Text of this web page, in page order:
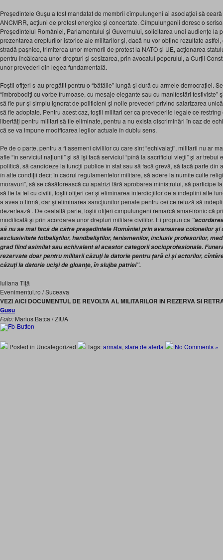
Preşedintele Guşu a fost mandatat de membrii cîmpulungeni ai asociaţiei să
ANCMRR, acţiuni de protest energice şi concertate. Cîmpulungenii doresc o
Preşedintelui României, Parlamentului şi Guvernului, solicitarea unei audienţe la
prezentarea drepturilor istorice ale militarilor şi, dacă nu vor obţine rezultate
stradă paşnice, trimiterea unor memorii de protest la NATO şi UE, acţionarea
pentru încălcarea unor drepturi şi sesizarea, prin avocatul poporului, a Curţii
unor prevederi din legea fundamentală.
Foştii ofiţeri s-au pregătit pentru o “bătălie” lungă şi dură cu armele democraţiei.
“îmbrobodiţi cu vorbe frumoase, cu mesaje elegante sau cu manifestări festiviste”
să fie pur şi simplu ignorat de politicieni şi noile prevederi privind salarizarea
să fie adoptate. Pentru acest caz, foştii militari cer ca prevederile legale ce
libertăţi pentru militari să fie eliminate, pentru a nu exista discriminări în caz de
că se va impune modificarea legilor actuale în dublu sens.
Pe de o parte, pentru a fi asemeni civililor cu care sînt “echivalaţi”, militarii nu ar
afle “în serviciul naţiunii” şi să îşi facă serviciul “pînă la sacrificiul vieţii” şi ar
politică, să candideze la funcţii publice în stat sau să facă grevă, să facă parte din
în alte condiţii decît în cadrul regulamentelor militare, să adere la numite culte
moravuri”, să se căsătorească cu apatrizi fără aprobarea ministrului, să participe
să fie la fel cu civilii, foştii ofiţeri cer şi eliminarea interdicţiilor de a îndeplini alte
a avea o firmă, dar şi eliminarea sancţiunilor penale pentru cei ce refuză să
dezertează . De cealaltă parte, foştii ofiţeri cîmpulungeni remarcă amar-ironic că
modificată şi prin acordarea unor drepturi militare civililor. Ei propun ca
să nu se mai facă de către preşedintele României prin avansarea coloneilor
exclusivitate fotbaliştilor, handbaliştilor, tenismenilor, inclusiv profesorilor,
grad fiind asimilat sau echivalent al acestor categorii socioprofesionale.
rezervate doar pentru militarii căzuţi la datorie pentru ţară ci şi actorilor,
căzuţi la datorie ucişi de gloanţe, în slujba patriei”.
Iuliana Tiţă
Evenimentul.ro / Suceava
VEZI AICI DOCUMENTUL DE REVOLTA AL MILITARILOR IN REZERVA SI
Gusu
Foto: Marius Batca / ZIUA
Posted in Uncategorized Tags:armata, stare de alerta No Comments »